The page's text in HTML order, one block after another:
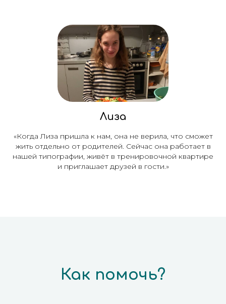
Лиза
«Когда Лиза пришла к нам, она не верила, что сможет
жить отдельно от родителей. Сейчас она работает в
нашей типографии, живёт в тренировочной квартире
и приглашает друзей в гости.»
Как помочь?